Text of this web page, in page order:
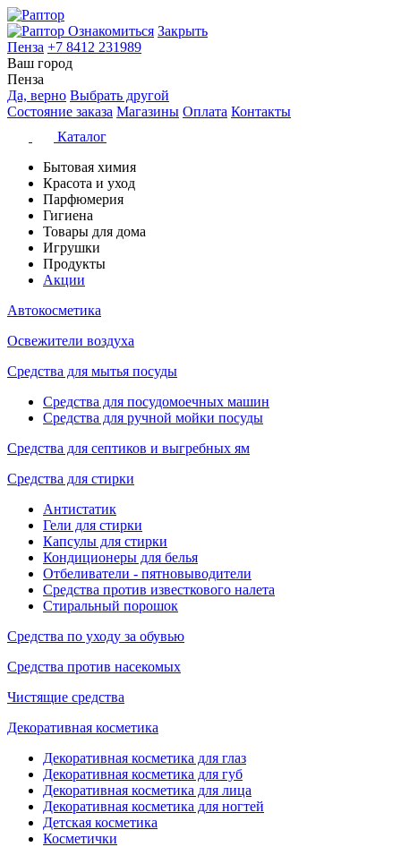
Ознакомиться Закрыть
Пенза +7 8412 231989
Ваш город
Пенза
Да, верно Выбрать другой
Состояние заказа Магазины Оплата Контакты
Каталог
Бытовая химия
Красота и уход
Парфюмерия
Гигиена
Товары для дома
Игрушки
Продукты
Акции
Автокосметика
Освежители воздуха
Средства для мытья посуды
Средства для посудомоечных машин
Средства для ручной мойки посуды
Средства для септиков и выгребных ям
Средства для стирки
Антистатик
Гели для стирки
Капсулы для стирки
Кондиционеры для белья
Отбеливатели - пятновыводители
Средства против известкового налета
Стиральный порошок
Средства по уходу за обувью
Средства против насекомых
Чистящие средства
Декоративная косметика
Декоративная косметика для глаз
Декоративная косметика для губ
Декоративная косметика для лица
Декоративная косметика для ногтей
Детская косметика
Косметички